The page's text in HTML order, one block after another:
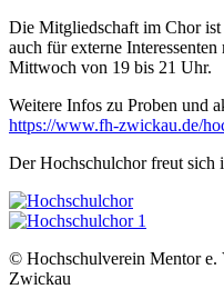
Die Mitgliedschaft im Chor
auch für externe
Mittwoch von 19 bis 21 Uhr.
Weitere Infos zu Proben und
https://www.fh-zwickau.de/
Der Hochschulchor freut sich
© Hochschulverein Mentor
Zwickau